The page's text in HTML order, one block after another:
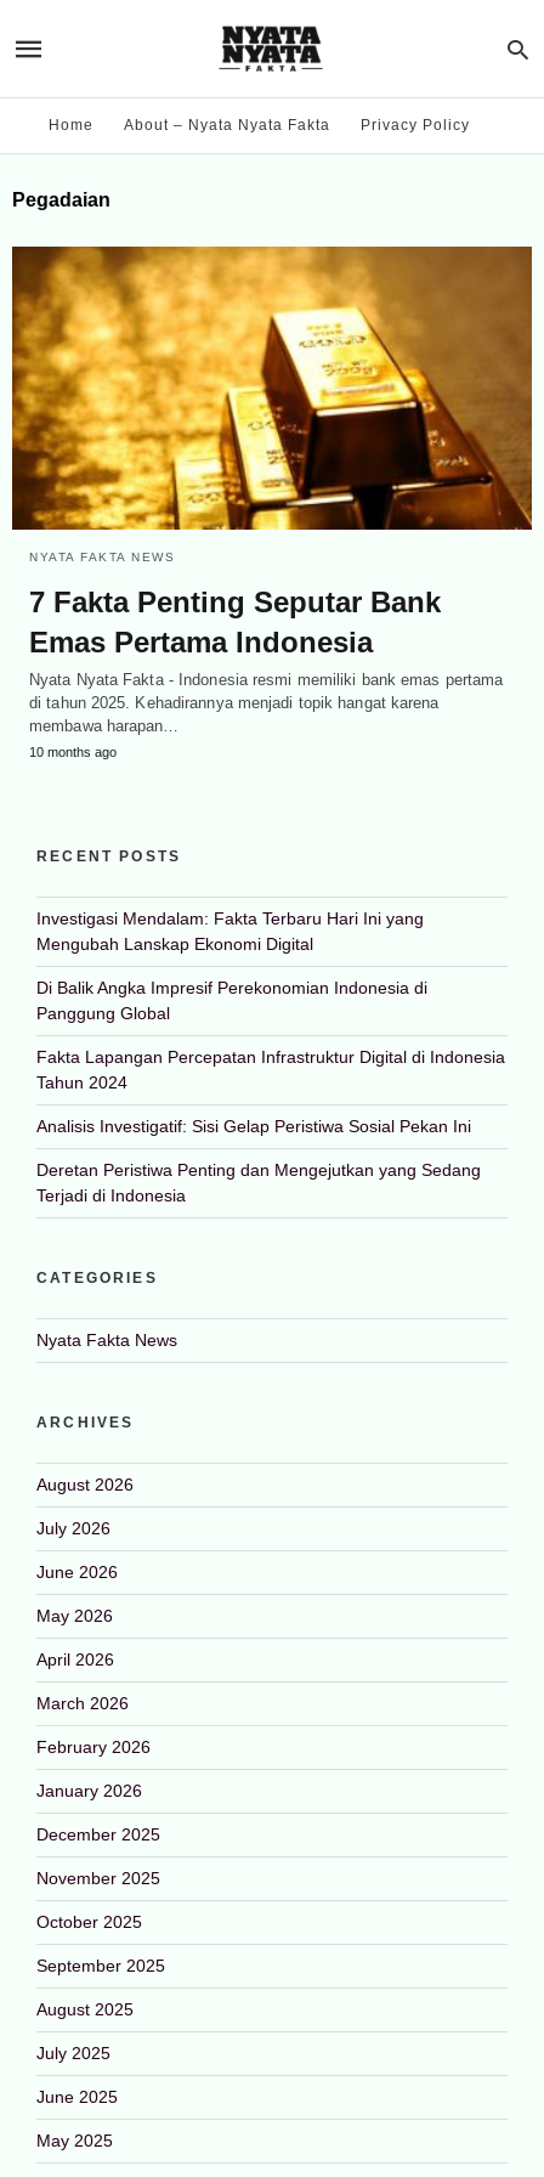
Home About – Nyata Nyata Fakta Privacy Policy
Pegadaian
NYATA FAKTA NEWS
7 Fakta Penting Seputar Bank
Emas Pertama Indonesia
Nyata Nyata Fakta - Indonesia resmi memiliki bank emas pertama
di tahun 2025. Kehadirannya menjadi topik hangat karena
membawa harapan…
10 months ago
RECENT POSTS
Investigasi Mendalam: Fakta Terbaru Hari Ini yang
Mengubah Lanskap Ekonomi Digital
Di Balik Angka Impresif Perekonomian Indonesia di
Panggung Global
Fakta Lapangan Percepatan Infrastruktur Digital di Indonesia
Tahun 2024
Analisis Investigatif: Sisi Gelap Peristiwa Sosial Pekan Ini
Deretan Peristiwa Penting dan Mengejutkan yang Sedang
Terjadi di Indonesia
CATEGORIES
Nyata Fakta News
ARCHIVES
August 2026
July 2026
June 2026
May 2026
April 2026
March 2026
February 2026
January 2026
December 2025
November 2025
October 2025
September 2025
August 2025
July 2025
June 2025
May 2025